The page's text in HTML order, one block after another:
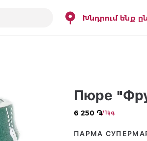
Խնդրում ենք
Пюре
6 250 ֏/ 1կգ
ПАРМА